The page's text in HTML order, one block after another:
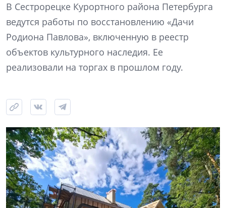
В Сестрорецке Курортного района Петербурга
ведутся работы по восстановлению «Дачи
Родиона Павлова», включенную в реестр
объектов культурного наследия. Ее
реализовали на торгах в прошлом году.